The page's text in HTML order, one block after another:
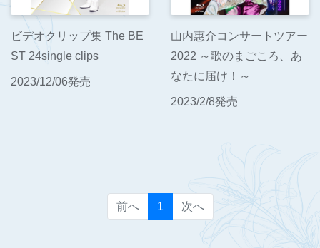
ビデオクリップ集 The BE
ST 24single clips
2023/12/06発売
山内惠介コンサートツアー
2022 ～歌のまごころ、あ
なたに届け！～
2023/2/8発売
前へ 1 (current)
次へ